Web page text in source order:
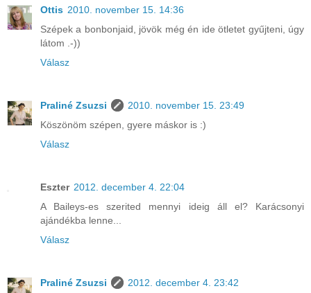
Ottis 2010. november 15. 14:36
Szépek a bonbonjaid, jövök még én ide ötletet gyűjteni, úgy
látom .-))
Válasz
Praliné Zsuzsi
2010. november 15. 23:49
Köszönöm szépen, gyere máskor is :)
Válasz
Eszter 2012. december 4. 22:04
A Baileys-es szerited mennyi ideig áll el? Karácsonyi
ajándékba lenne...
Válasz
Praliné Zsuzsi
2012. december 4. 23:42